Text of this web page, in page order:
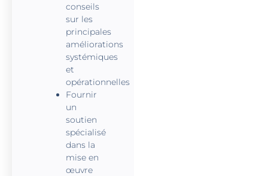
conseils
sur les
principales
améliorations
systémiques
et
opérationnelles
Fournir
un
soutien
spécialisé
dans la
mise en
œuvre